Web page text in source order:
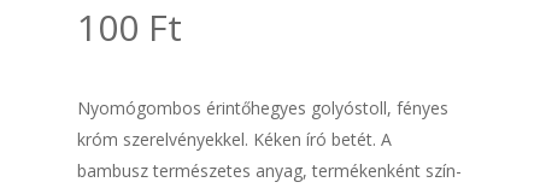
100 Ft
Nyomógombos érintőhegyes golyóstoll, fényes
króm szerelvényekkel. Kéken író betét. A
bambusz természetes anyag, termékenként szín-